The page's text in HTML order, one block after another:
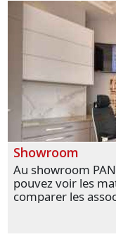
Showroom
Au showroom
pouvez voir les
comparer les
personnellement
transformer vos